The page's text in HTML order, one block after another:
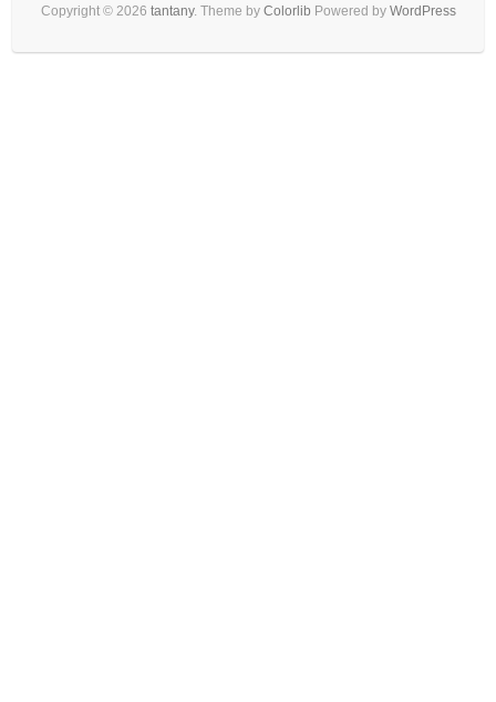
Copyright © 2026 tantany. Theme by Colorlib Powered by WordPress